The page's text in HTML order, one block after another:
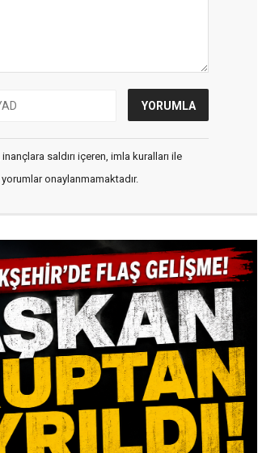
saldırı içeren, imla kuralları ile
onaylanmamaktadır.